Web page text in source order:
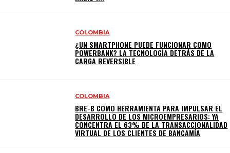
COLOMBIA
¿UN SMARTPHONE PUEDE FUNCIONAR COMO
POWERBANK? LA TECNOLOGÍA DETRÁS DE LA
CARGA REVERSIBLE
COLOMBIA
BRE-B COMO HERRAMIENTA PARA IMPULSAR EL
DESARROLLO DE LOS MICROEMPRESARIOS: YA
CONCENTRA EL 63% DE LA TRANSACCIONALIDAD
VIRTUAL DE LOS CLIENTES DE BANCAMÍA